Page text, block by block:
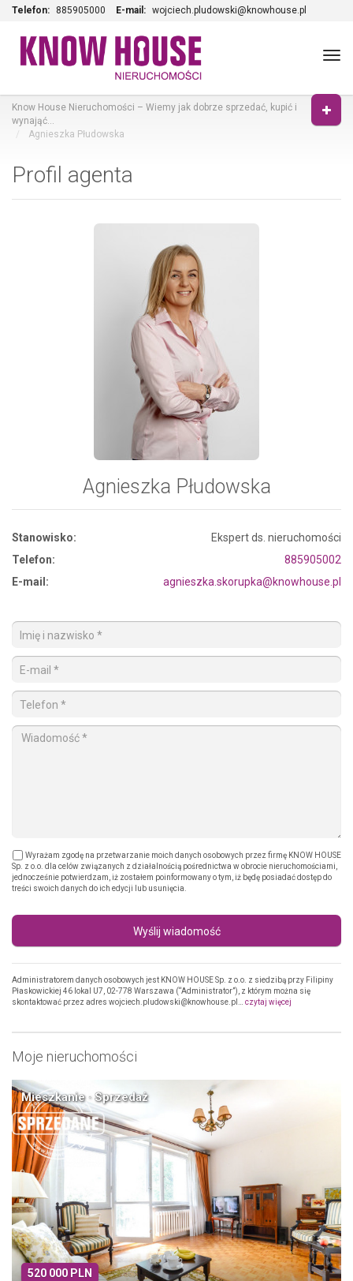
Telefon: 885905000 E-mail: wojciech.pludowski@knowhouse.pl
Know House Nieruchomości – Wiemy jak dobrze sprzedać, kupić i
wynająć…
Agnieszka Płudowska
Profil agenta
Agnieszka Płudowska
Stanowisko:
Ekspert ds. nieruchomości
Telefon:
885905002
E-mail:
agnieszka.skorupka@knowhouse.pl
Wyrażam zgodę na przetwarzanie moich danych osobowych przez firmę KNOW HOUSE
Sp. z o.o. dla celów związanych z działalnością pośrednictwa w obrocie nieruchomościami,
jednocześnie potwierdzam, iż zostałem poinformowany o tym, iż będę posiadać dostęp do
treści swoich danych do ich edycji lub usunięcia.
Wyślij wiadomość
Administratorem danych osobowych jest KNOW HOUSE Sp. z o.o. z siedzibą przy Filipiny
Płaskowickiej 46 lokal U7, 02-778 Warszawa (“Administrator”), z którym można się
skontaktować przez adres wojciech.pludowski@knowhouse.pl… czytaj więcej
Moje nieruchomości
Mieszkanie · Sprzedaż
520 000 PLN